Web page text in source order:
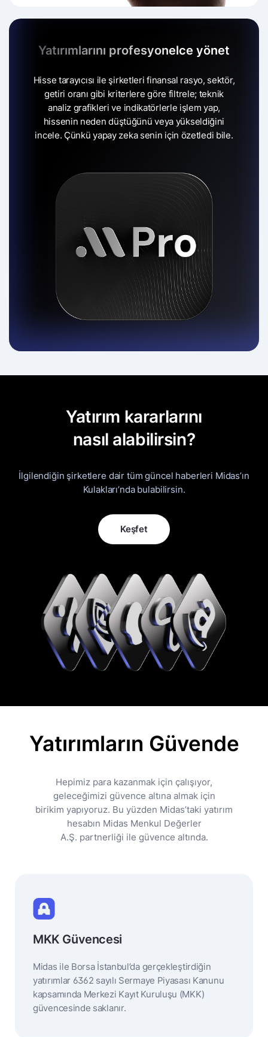
Yatırımlarını profesyonelce yönet
Hisse tarayıcısı ile şirketleri finansal rasyo, sektör,
getiri oranı gibi kriterlere göre filtrele; teknik
analiz grafikleri ve indikatörlerle işlem yap,
hissenin neden düştüğünü veya yükseldiğini
incele. Çünkü yapay zeka senin için özetledi bile.
Yatırım kararlarını
nasıl alabilirsin?
İlgilendiğin şirketlere dair tüm güncel haberleri Midas’ın
Kulakları’nda bulabilirsin.
Keşfet
Yatırımların Güvende
Hepimiz para kazanmak için çalışıyor,
geleceğimizi güvence altına almak için
birikim yapıyoruz. Bu yüzden Midas’taki yatırım
hesabın Midas Menkul Değerler
A.Ş. partnerliği ile güvence altında.
MKK Güvencesi
Midas ile Borsa İstanbul’da gerçekleştirdiğin
yatırımlar 6362 sayılı Sermaye Piyasası Kanunu
kapsamında Merkezi Kayıt Kuruluşu (MKK)
güvencesinde saklanır.